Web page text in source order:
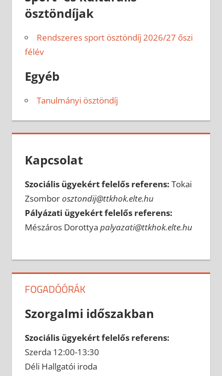
ösztöndíjak
Rendszeres sport ösztöndíj 2026/27 őszi
félév
Egyéb
Tanulmányi ösztöndíj
Kapcsolat
Szociális ügyekért felelős referens: Tokai
Zsomborosztondij@ttkhok.elte.hu
Pályázati ügyekért felelős referens:
Mészáros Dorottya palyazati@ttkhok.elte.hu
FOGADÓÓRÁK
Szorgalmi időszakban
Szociális ügyekért felelős referens:
Szerda 12:00-13:30
Déli Hallgatói iroda